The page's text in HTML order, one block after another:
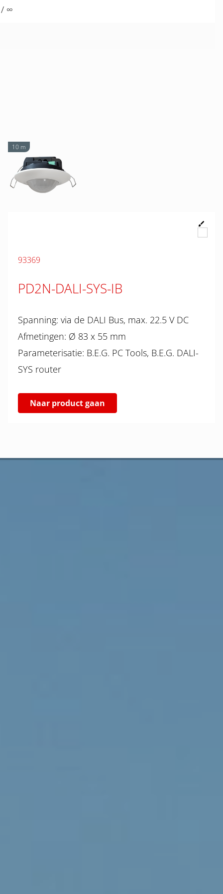
/ ∞
10 m
93369
PD2N-DALI-SYS-IB
Spanning: via de DALI Bus, max. 22.5 V DC
Afmetingen: Ø 83 x 55 mm
Parameterisatie: B.E.G. PC Tools, B.E.G. DALI-
SYS router
Naar product gaan